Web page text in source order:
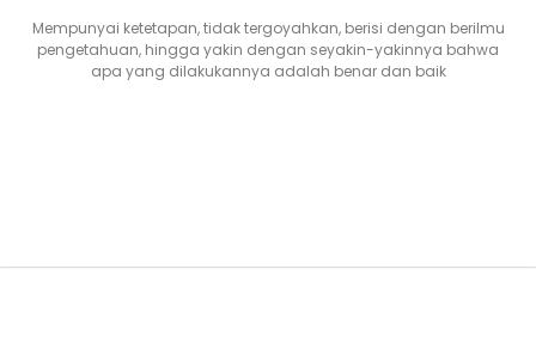
Mempunyai ketetapan, tidak tergoyahkan, berisi dengan berilmu
pengetahuan, hingga yakin dengan seyakin-yakinnya bahwa
apa yang dilakukannya adalah benar dan baik